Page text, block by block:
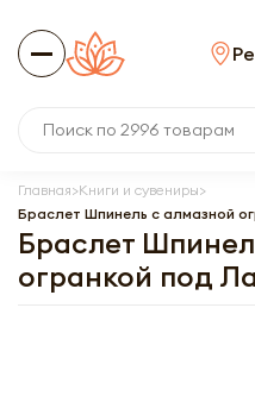
Главная Книги и сувениры
Браслет Шпинель с алмазной
Браслет
огранкой под